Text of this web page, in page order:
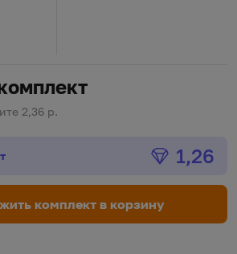
2,36 р.
Бонус
1,26
комплект в корзину